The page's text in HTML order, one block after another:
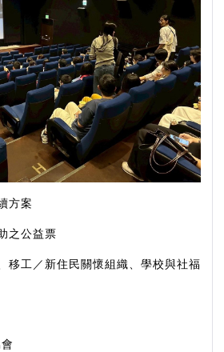
方案
之公益票
移工／新住民關懷組織、學校與社福